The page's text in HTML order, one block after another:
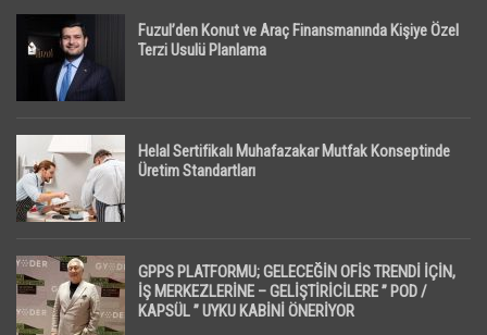
Fuzul’den Konut ve Araç Finansmanında Kişiye Özel
Terzi Usulü Planlama
Helal Sertifikalı Muhafazakar Mutfak Konseptinde
Üretim Standartları
GPPS PLATFORMU; GELECEĞİN OFİS TRENDİ İÇİN,
İŞ MERKEZLERİNE – GELİŞTİRİCİLERE ” POD /
KAPSÜL ” UYKU KABİNİ ÖNERİYOR